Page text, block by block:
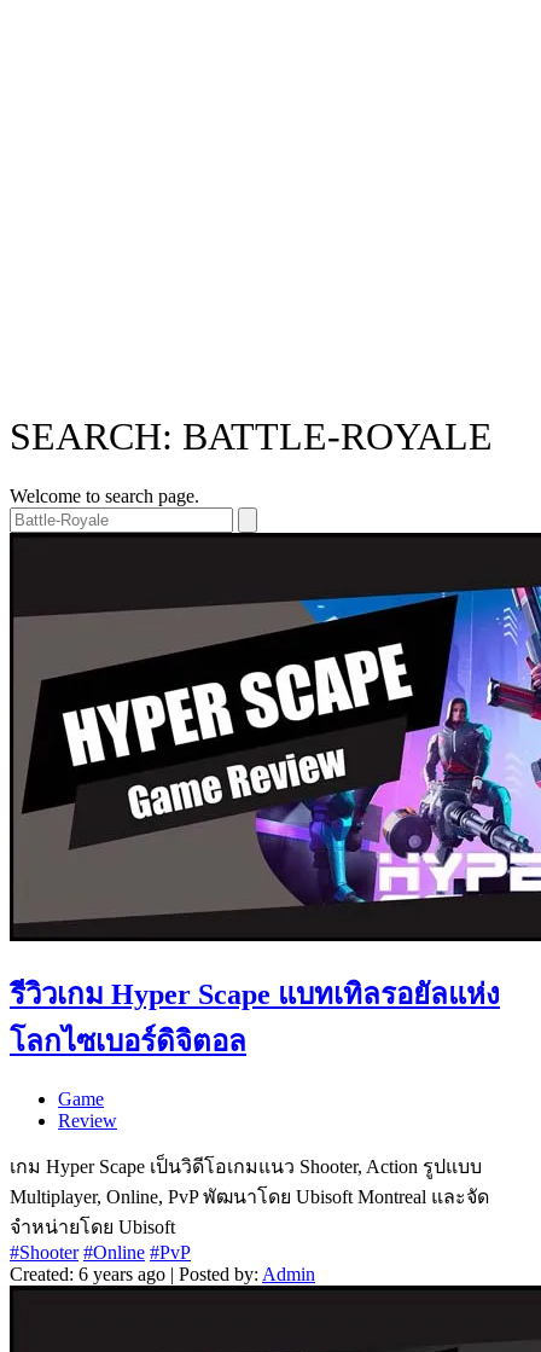
SEARCH: BATTLE-ROYALE
Welcome to search page.
รีวิวเกม Hyper Scape แบทเทิลรอยัลแห่ง
โลกไซเบอร์ดิจิตอล
Game
Review
เกม Hyper Scape เป็นวิดีโอเกมแนว Shooter, Action รูปแบบ
Multiplayer, Online, PvP พัฒนาโดย Ubisoft Montreal และจัด
จำหน่ายโดย Ubisoft
#Shooter #Online #PvP
Created: 6 years ago | Posted by: Admin